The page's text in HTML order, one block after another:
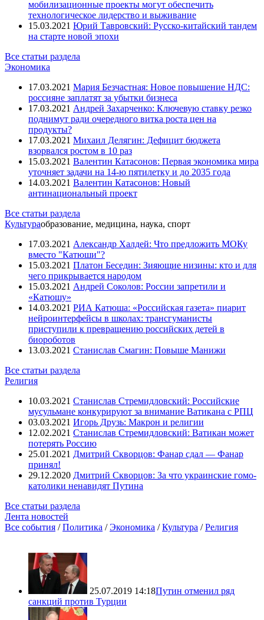
мобилизационные проекты могут обеспечить
технологическое лидерство и выживание
15.03.2021 Юрий Тавровский: Русско-китайский тандем
на старте новой эпохи
Все статьи раздела
Экономика
17.03.2021 Мария Безчастная: Новое повышение НДС:
россияне заплатят за убытки бизнеса
17.03.2021 Андрей Захарченко: Ключевую ставку резко
поднимут ради очередного витка роста цен на
продукты?
17.03.2021 Михаил Делягин: Дефицит бюджета
взорвался ростом в 10 раз
15.03.2021 Валентин Катасонов: Первая экономика мира
уточняет задачи на 14-ю пятилетку и до 2035 года
14.03.2021 Валентин Катасонов: Новый
антинациональный проект
Все статьи раздела
Культураобразование, медицина, наука, спорт
17.03.2021 Александр Халдей: Что предложить МОКу
вместо "Катюши"?
15.03.2021 Платон Беседин: Зияющие низины: кто и для
чего прикрывается народом
15.03.2021 Андрей Соколов: России запретили и
«Катюшу»
14.03.2021 РИА Катюша: «Российская газета» пиарит
нейроинтерфейсы в школах: трансгуманисты
приступили к превращению российских детей в
биороботов
13.03.2021 Станислав Смагин: Повыше Манижи
Все статьи раздела
Религия
10.03.2021 Станислав Стремидловский: Российские
мусульмане конкурируют за внимание Ватикана с РПЦ
03.03.2021 Игорь Друзь: Макрон и религии
12.02.2021 Станислав Стремидловский: Ватикан может
потерять Россию
25.01.2021 Дмитрий Скворцов: Фанар сдал — Фанар
принял!
29.12.2020 Дмитрий Скворцов: За что украинские гомо-
католики ненавидят Путина
Все статьи раздела
Лента новостей
Все события /Политика /Экономика /Культура /Религия
25.07.2019 14:18Путин отменил ряд
санкций против Турции